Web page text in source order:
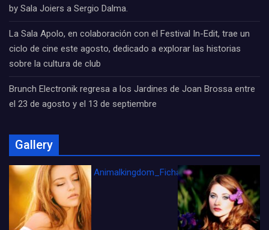
by Sala Joiers a Sergio Dalma.
La Sala Apolo, en colaboración con el Festival In-Edit, trae un
ciclo de cine este agosto, dedicado a explorar las historias
sobre la cultura de club
Brunch Electronik regresa a los Jardines de Joan Brossa entre
el 23 de agosto y el 13 de septiembre
Gallery
Animalkingdom_FichaCine